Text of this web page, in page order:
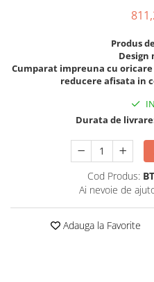
Produs
Design
Cumparat impreuna cu
reducere afisata in
Durata de
Cod Produs:
Ai nevoie de
Adauga la Favorite